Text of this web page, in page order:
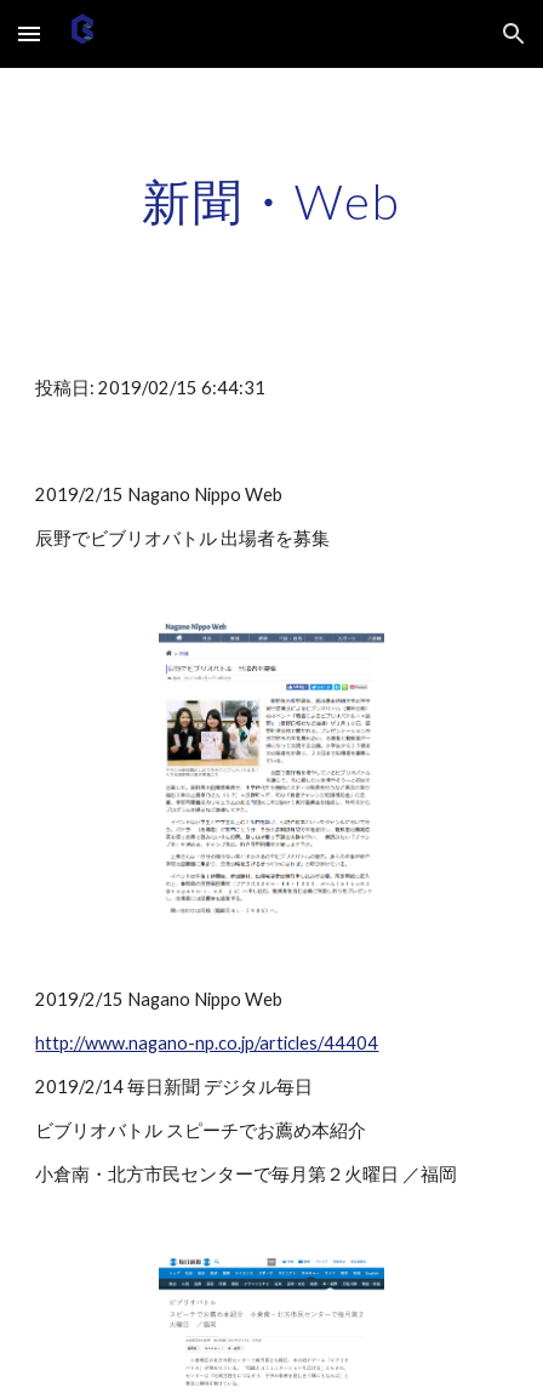
Skip to main content Skip to navigation
新聞・Web
投稿日: 2019/02/15 6:44:31
2019/2/15 Nagano Nippo Web
辰野でビブリオバトル 出場者を募集
2019/2/15 Nagano Nippo Web
http://www.nagano-np.co.jp/articles/44404
2019/2/14 毎日新聞 デジタル毎日
ビブリオバトル スピーチでお薦め本紹介
小倉南・北方市民センターで毎月第２火曜日 ／福岡